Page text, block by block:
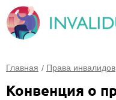
Главная Права инвалидов
Конвенция о